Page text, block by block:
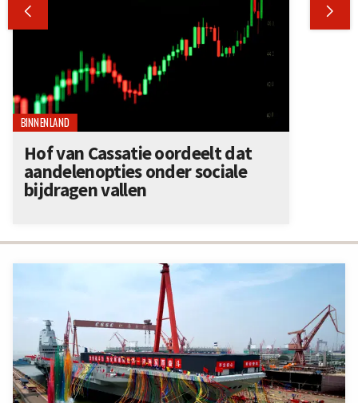
 
BINNENLAND
Hof van Cassatie oordeelt dat
aandelenopties onder sociale
bijdragen vallen